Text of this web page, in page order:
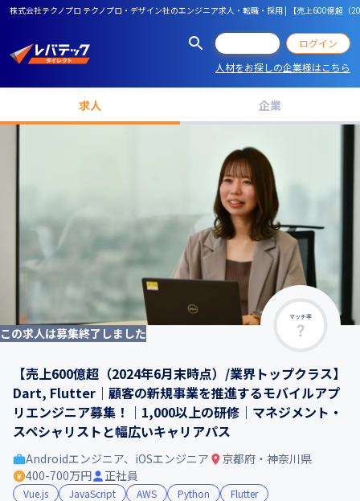
株式会社テクノプロ テクノプロ・デザイン社のエンジニア求人・転職・採用 | 【売上600億超
ログイン
人材をお探しの企業様はこちら
求人 企業
マッチ率
この求人は募集終了しました
【売上600億超（2024年6月末時点）/業界トップクラス】
Dart, Flutter｜顧客の新規事業を推進するモバイルアプ
リエンジニア募集！｜1,000以上の研修｜マネジメント・
スペシャリストと幅広いキャリアパス
Androidエンジニア、iOSエンジニア
京都府・神奈川県
400-700万円
正社員
Vue.js JavaScript AWS Python
Flutter